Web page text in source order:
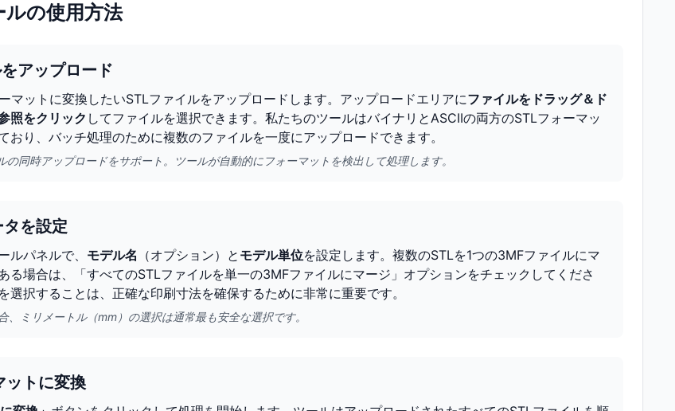
の使用方法
アップロード
マットに変換したいSTLファイルをアップロードします。アップロードエリアにファイルをドラッグ＆ド
照をクリック してファイルを選択できます。私たちのツールはバイナリとASCIIの両方のSTLフォーマッ
おり、バッチ処理のために複数のファイルを一度にアップロードできます。
の同時アップロードをサポート。ツールが自動的にフォーマットを検出して処理します。
を設定
ルパネルで、 モデル名 （オプション）と モデル単位を設定します。複数のSTLを1つの3MFファイルにマ
る場合は、「すべてのSTLファイルを単一の3MFファイルにマージ」オプションをチェックしてくださ
選択することは、正確な印刷寸法を確保するために非常に重要です。
、ミリメートル（mm）の選択は通常最も安全な選択です。
ットに変換